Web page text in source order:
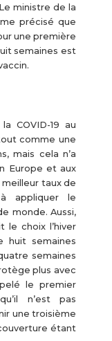
ministre de la
précisé que
une première
semaines est
COVID-19 au
comme une
mais cela n’a
Europe et aux
meilleur taux de
appliquer le
monde. Aussi,
le choix l’hiver
huit semaines
semaines
plus avec
le premier
n’est pas
une troisième
étant